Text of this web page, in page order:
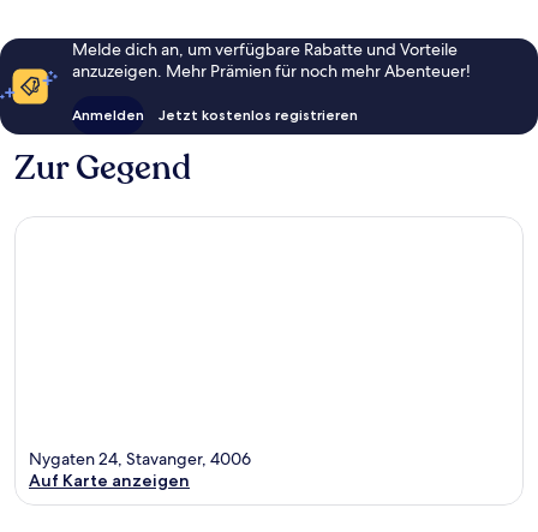
Melde dich an, um verfügbare Rabatte und Vorteile
anzuzeigen. Mehr Prämien für noch mehr Abenteuer!
Anmelden Jetzt kostenlos registrieren
Zur Gegend
Nygaten 24, Stavanger, 4006
Auf Karte anzeigen